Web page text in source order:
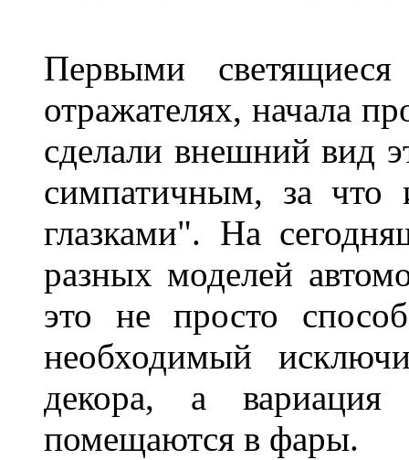
Первыми
отражателях, начала
сделали внешний вид
симпатичным, за что
глазками". На
разных моделей
это не просто
необходимый
декора, а вариация
помещаются в фары.